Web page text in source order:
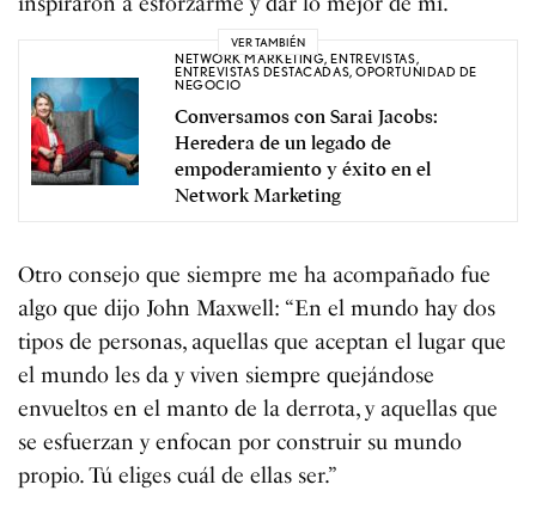
VER TAMBIÉN
NETWORK MARKETING,ENTREVISTAS,
ENTREVISTAS DESTACADAS,OPORTUNIDAD DE
NEGOCIO
Conversamos con Sarai Jacobs:
Heredera de un legado de
empoderamiento y éxito en el
Network Marketing
Otro consejo que siempre me ha acompañado fue
algo que dijo John Maxwell: “En el mundo hay dos
tipos de personas, aquellas que aceptan el lugar que
el mundo les da y viven siempre quejándose
envueltos en el manto de la derrota, y aquellas que
se esfuerzan y enfocan por construir su mundo
propio. Tú eliges cuál de ellas ser.”